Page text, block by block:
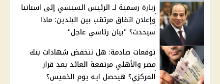
زيارة رسمية لـ الرئيس السيسي إلى اسبانيا
وإعلان اتفاق مرتقب بين البلدين: ماذا
سيحدث؟ "بيان رئاسي عاجل"
توقعات صادمة: هل تنخفض شهادات بنك
مصر والأهلي مرتفعة العائد بعد قرار
المركزي؟ هيحصل ايه يوم الخميس؟